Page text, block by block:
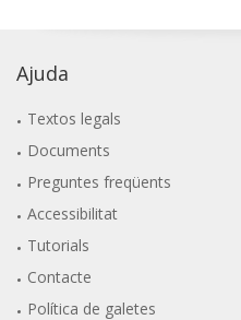
Ajuda
Textos legals
Documents
Preguntes freqüents
Accessibilitat
Tutorials
Contacte
Política de galetes